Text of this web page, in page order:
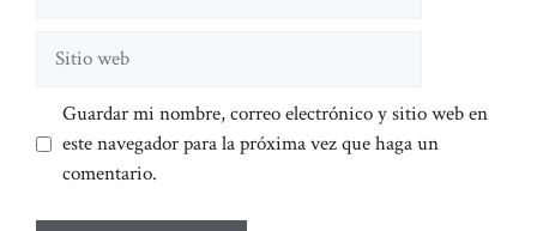
Guardar mi nombre, correo electrónico y sitio web en
este navegador para la próxima vez que haga un
comentario.